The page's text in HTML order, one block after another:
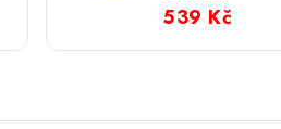
růžový
539 Kč